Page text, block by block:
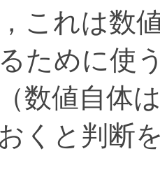
これは数
ために使
数値自体
くと判断